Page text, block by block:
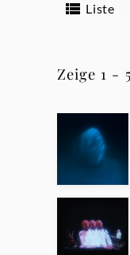
Liste
Zeige 1 -